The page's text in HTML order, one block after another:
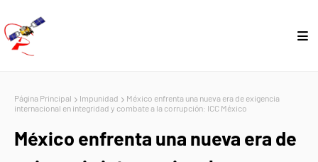
Página Principal Impunidad
México enfrenta una nueva era de exigencia
internacional en integridad y combate a la corrupción: ICC México
México enfrenta una nueva era de